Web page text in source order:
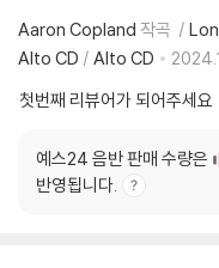
Aaron Copland 작곡
Alto CD / Alto CD
첫번째 리뷰어가 되어주세요
예스24 음반 판매 수량은
반영됩니다.